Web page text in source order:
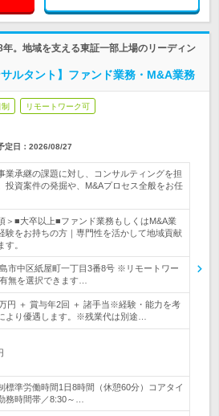
。地域を支える東証一部上場のリーディン
サルタント】ファンド業務・M&A業務
リモートワーク可
定日： 2026/08/27
業承継の課題に対し、コンサルティングを担
投資案件の発掘や、M&Aプロセス全般をお任
＞■大卒以上■ファンド業務もしくはM&A業
験をお持ちの方｜専門性を活かして地域貢献
す。
島市中区紙屋町一丁目3番8号 ※リモートワー
無を選択できます…
円 ＋ 賞与年2回 ＋ 諸手当※経験・能力を考
より優遇します。※残業代は別途…
標準労働時間1日8時間（休憩60分）コアタイ
務時間帯／8:30～…